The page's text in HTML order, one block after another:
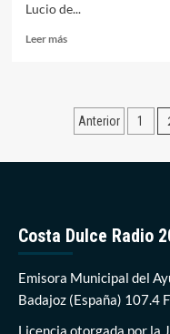
Lucio de...
Leer másLeer
alberga
este
Open
de
de
Patos,
&
Anterior 1
Costa Dulce Radio
Emisora Municipal del
Badajoz (España) 107.4
Licencia otorgada por la